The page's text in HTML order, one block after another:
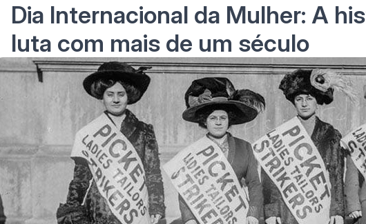
Dia Internacional da Mulher: A
luta com mais de um século